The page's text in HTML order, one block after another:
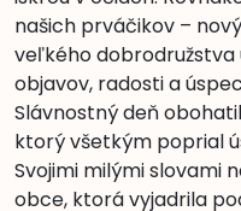
našich prváčikov –
veľkého dobrodružstva
objavov, radosti a
Slávnostný deň
ktorý všetkým poprial
Svojimi milými slovami
obce, ktorá vyjadrila